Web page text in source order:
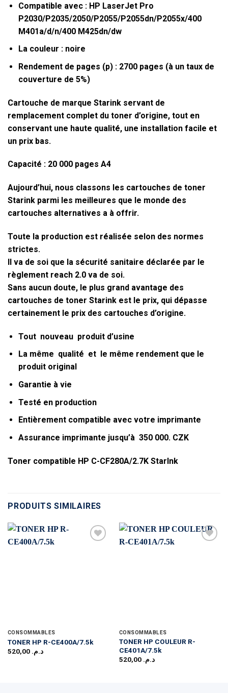
Compatible avec : HP LaserJet Pro
P2030/P2035/2050/P2055/P2055dn/P2055x/400
M401a/d/n/400 M425dn/dw
La couleur : noire
Rendement de pages (p) : 2700 pages (à un taux de
couverture de 5%)
Cartouche de marque Starink servant de
remplacement complet du toner d’origine, tout en
conservant une haute qualité, une installation facile et
un prix bas.
Capacité : 20 000 pages A4
Aujourd’hui, nous classons les cartouches de toner
Starink parmi les meilleures que le monde des
cartouches alternatives a à offrir.
Toute la production est réalisée selon des normes
strictes.
Il va de soi que la sécurité sanitaire déclarée par le
règlement reach 2.0 va de soi.
Sans aucun doute, le plus grand avantage des
cartouches de toner Starink est le prix, qui dépasse
certainement le prix des cartouches d’origine.
Tout nouveauproduit d’usine
La même qualité et le même rendement que le
produit original
Garantie à vie
Testé en production
Entièrement compatible avec votre imprimante
Assurance imprimante jusqu’à 350 000. CZK
Toner compatible HP C-CF280A/2.7K StarInk
PRODUITS SIMILAIRES
CONSOMMABLES
TONER HP R-CE400A/7.5k
د.م. 520,00
CONSOMMABLES
TONER HP COULEUR R-
CE401A/7.5k
د.م. 520,00